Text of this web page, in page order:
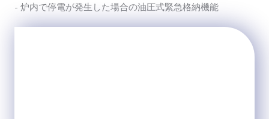
- 炉内で停電が発生した場合の油圧式緊急格納機能